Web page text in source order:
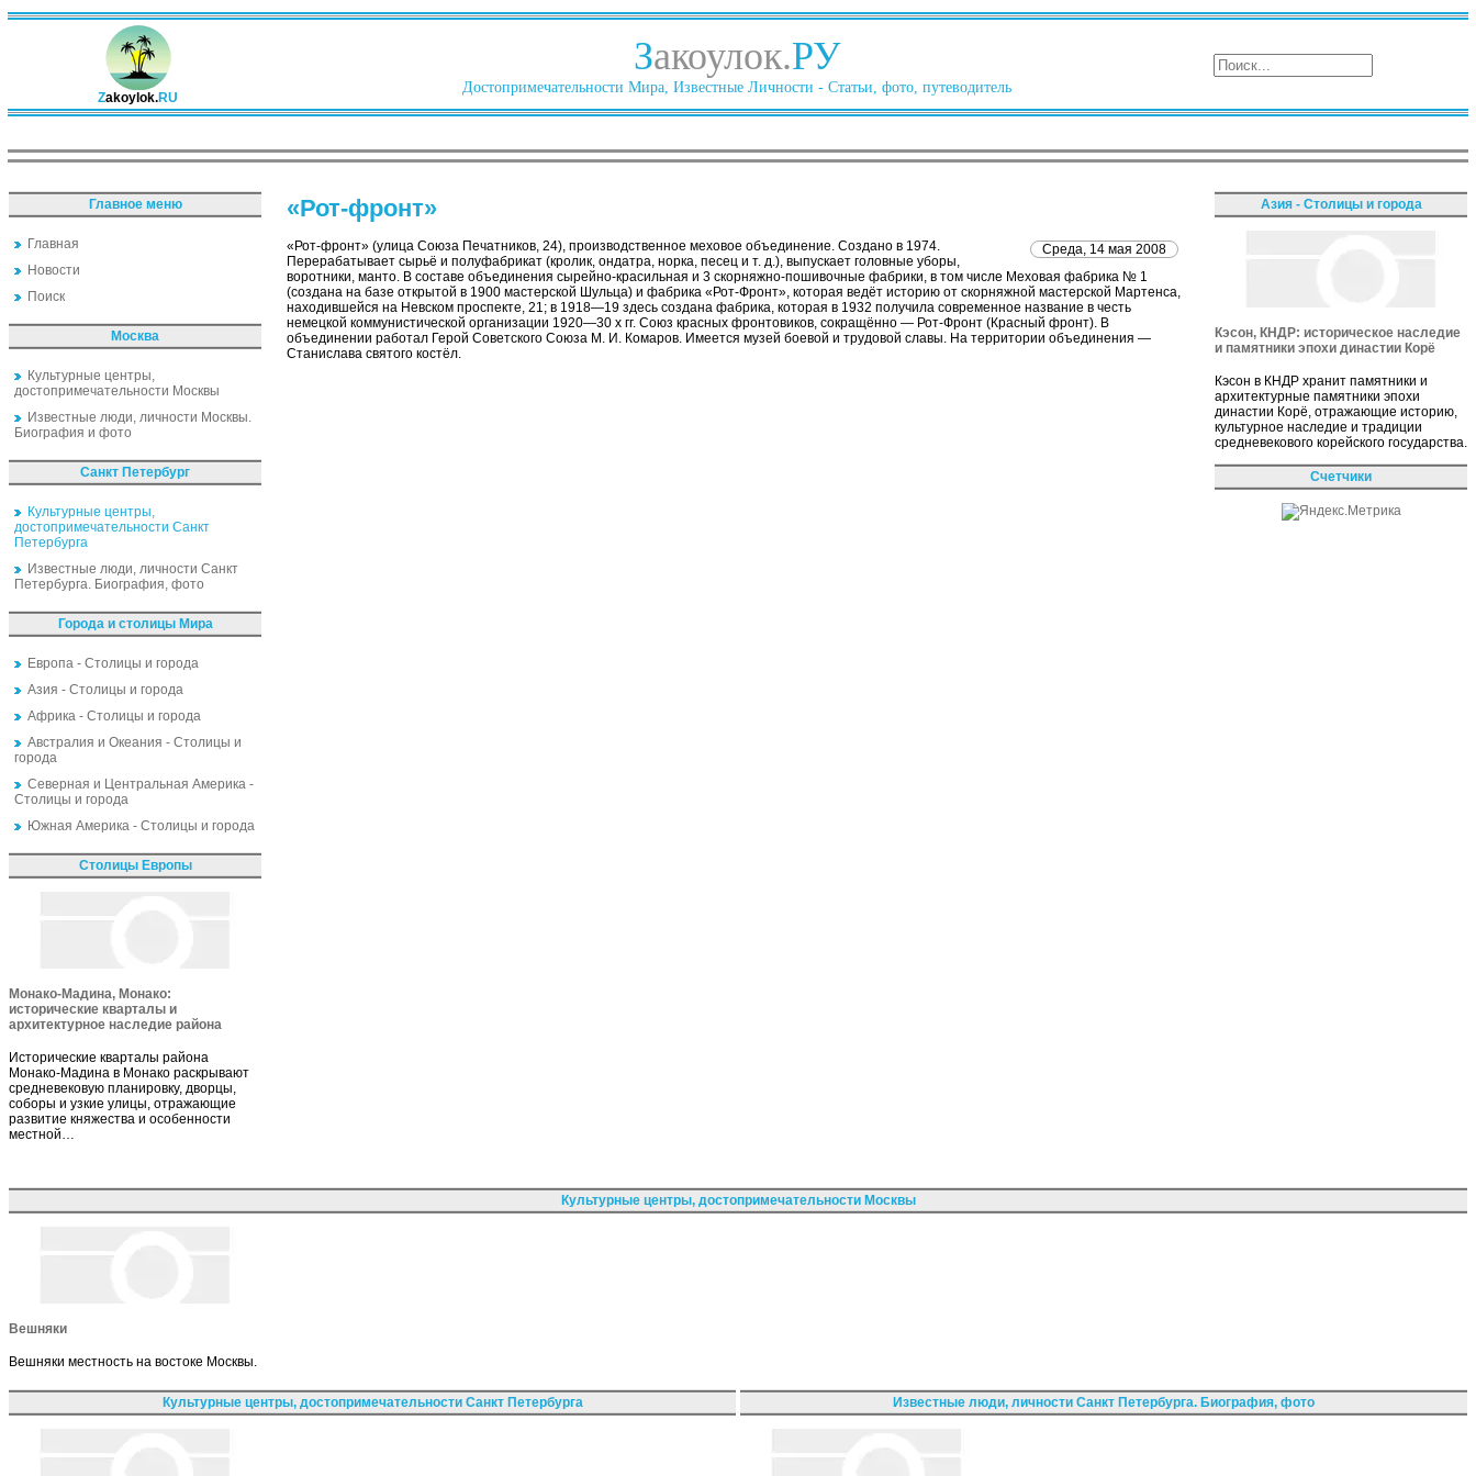
Zakoylok.RU
Закоулок.РУ
Достопримечательности Мира, Известные Личности - Статьи, фото, путеводитель
Главное меню
Главная
Новости
Поиск
Москва
Культурные центры,
достопримечательности Москвы
Известные люди, личности Москвы.
Биография и фото
Санкт Петербург
Культурные центры,
достопримечательности Санкт
Петербурга
Известные люди, личности Санкт
Петербурга. Биография, фото
Города и столицы Мира
Европа - Столицы и города
Азия - Столицы и города
Африка - Столицы и города
Австралия и Океания - Столицы и
города
Северная и Центральная Америка -
Столицы и города
Южная Америка - Столицы и города
Столицы Европы
Монако-Мадина, Монако:
исторические кварталы и
архитектурное наследие района
Исторические кварталы района
Монако-Мадина в Монако раскрывают
средневековую планировку, дворцы,
соборы и узкие улицы, отражающие
развитие княжества и особенности
местной…
«Рот-фронт»
Среда, 14 мая 2008
«Рот-фронт» (улица Союза Печатников, 24), производственное меховое объединение. Создано в 1974.
Перерабатывает сырьё и полуфабрикат (кролик, ондатра, норка, песец и т. д.), выпускает головные уборы,
воротники, манто. В составе объединения сырейно-красильная и 3 скорняжно-пошивочные фабрики, в том числе Меховая фабрика № 1
(создана на базе открытой в 1900 мастерской Шульца) и фабрика «Рот-Фронт», которая ведёт историю от скорняжной мастерской Мартенса,
находившейся на Невском проспекте, 21; в 1918—19 здесь создана фабрика, которая в 1932 получила современное название в честь
немецкой коммунистической организации 1920—30 х гг. Союз красных фронтовиков, сокращённо — Рот-Фронт (Красный фронт). В
объединении работал Герой Советского Союза М. И. Комаров. Имеется музей боевой и трудовой славы. На территории объединения —
Станислава святого костёл.
Азия - Столицы и города
Кэсон, КНДР: историческое наследие
и памятники эпохи династии Корё
Кэсон в КНДР хранит памятники и
архитектурные памятники эпохи
династии Корё, отражающие историю,
культурное наследие и традиции
средневекового корейского государства.
Счетчики
Культурные центры, достопримечательности Москвы
Вешняки
Вешняки местность на востоке Москвы.
Культурные центры, достопримечательности Санкт Петербурга Известные люди, личности Санкт Петербурга. Биография, фото